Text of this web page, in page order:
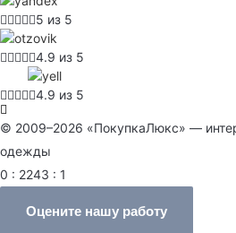
5 из 5
4.9 из 5
4.9 из 5
© 2009–2026 «ПокупкаЛюкс» —
одежды
0 : 2243 : 1
Оцените нашу работу